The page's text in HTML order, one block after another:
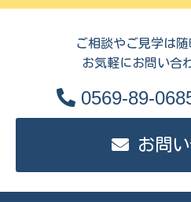
ご相談やご見学は随
お気軽にお問い合
0569-89-
お問い